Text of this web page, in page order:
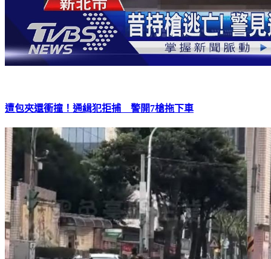
遭包夾還衝撞！通緝犯拒捕 警開7槍拖下車